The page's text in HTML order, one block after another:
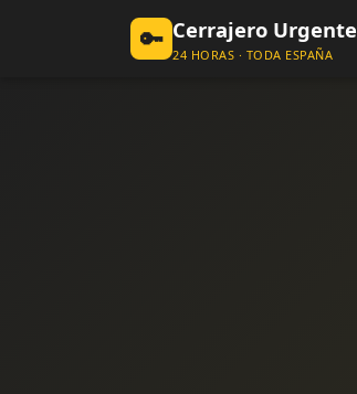
🔑 Cerrajero Urgente
24 HORAS · TODA ESPAÑA